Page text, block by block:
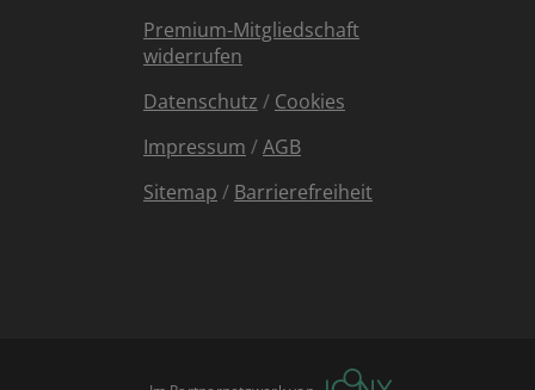
Premium-Mitgliedschaft
widerrufen
Datenschutz / Cookies
Impressum /AGB
Sitemap / Barrierefreiheit